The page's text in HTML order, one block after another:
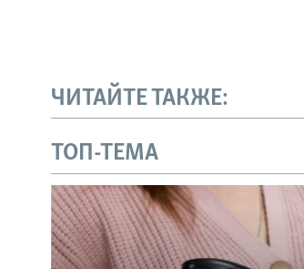
ЧИТАЙТЕ ТАКЖЕ:
ТОП-ТЕМА